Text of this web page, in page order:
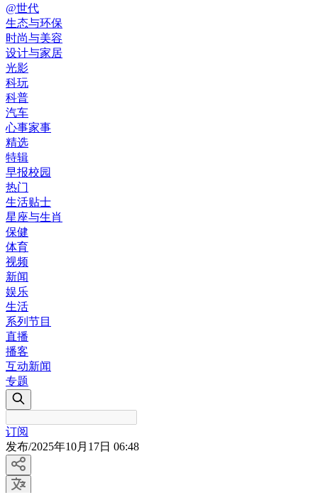
@世代
生态与环保
时尚与美容
设计与家居
光影
科玩
科普
汽车
心事家事
精选
特辑
早报校园
热门
生活贴士
星座与生肖
保健
体育
视频
新闻
娱乐
生活
系列节目
直播
播客
互动新闻
专题
订阅
发布/2025年10月17日 06:48